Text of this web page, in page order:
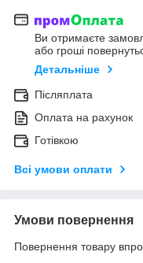
Ви отримаєте
або гроші
Детальніше
Післяплата
Оплата на рахунок
Готівкою
Всі умови оплати
Умови повернення
Повернення товару